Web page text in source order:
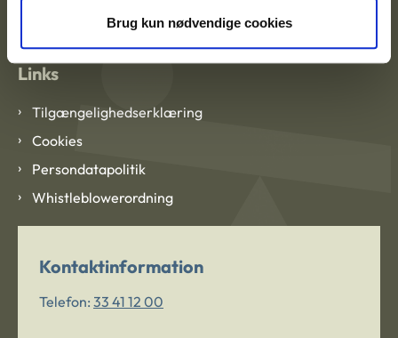
Brug kun nødvendige cookies
Blanketter og kontaktformularer
Links
Tilgængelighedserklæring
Cookies
Persondatapolitik
Whistleblowerordning
Kontaktinformation
Telefon: 33 41 12 00